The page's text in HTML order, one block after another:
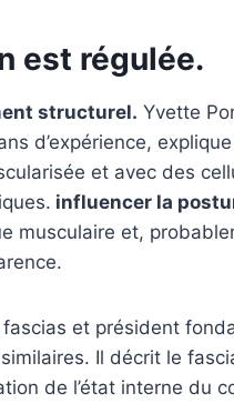
est régulée.
structurel. Yvette
d’expérience, explique
et avec des
influencer la
musculaire et,
et président
Il décrit le
de l’état interne du